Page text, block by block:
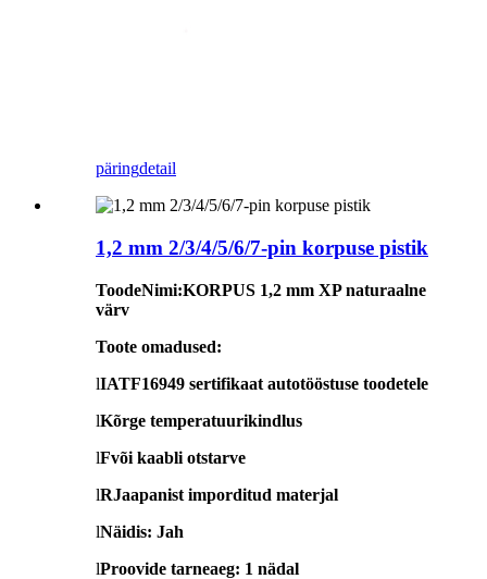
päringdetail
1,2 mm 2/3/4/5/6/7-pin korpuse pistik
ToodeNimi:KORPUS 1,2 mm XP naturaalne
värv
Toote omadused:
lIATF16949 sertifikaat autotööstuse toodetele
lKõrge temperatuurikindlus
lFvõi kaabli otstarve
lRJaapanist imporditud materjal
lNäidis: Jah
lProovide tarneaeg: 1 nädal